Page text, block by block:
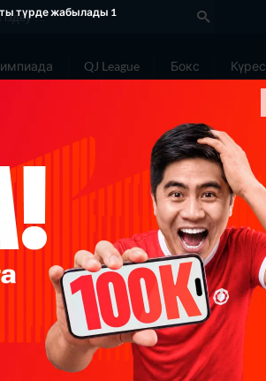
QJ League Бокс Күрес
Теннис